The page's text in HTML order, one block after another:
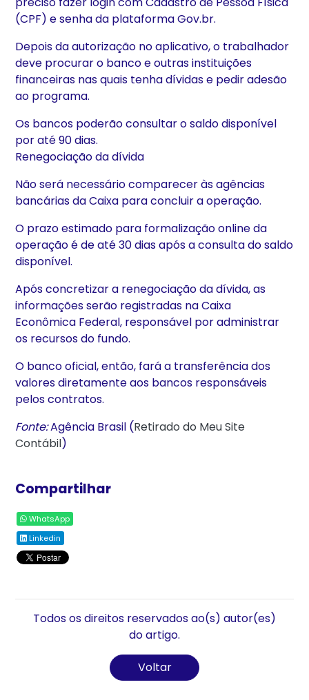
(CPF) e senha da plataforma Gov.br.
Depois da autorização no aplicativo, o trabalhador
deve procurar o banco e outras instituições
financeiras nas quais tenha dívidas e pedir adesão
ao programa.
Os bancos poderão consultar o saldo disponível
por até 90 dias.
Renegociação da dívida
Não será necessário comparecer às agências
bancárias da Caixa para concluir a operação.
O prazo estimado para formalização online da
operação é de até 30 dias após a consulta do saldo
disponível.
Após concretizar a renegociação da dívida, as
informações serão registradas na Caixa
Econômica Federal, responsável por administrar
os recursos do fundo.
O banco oficial, então, fará a transferência dos
valores diretamente aos bancos responsáveis
pelos contratos.
Fonte:Agência Brasil (Retirado do Meu Site
Contábil)
Compartilhar
WhatsApp
Linkedin
Todos os direitos reservados ao(s) autor(es)
do artigo.
Voltar